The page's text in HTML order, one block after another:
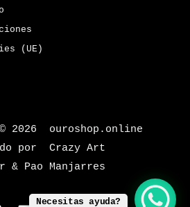
(UE)
2026 ouroshop.online
por Crazy Art
& Pao Manjarres
Necesitas ayuda?